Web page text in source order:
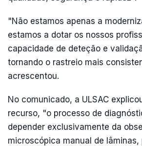
"Não estamos apenas a
estamos a dotar os nossos
capacidade de deteção e
tornando o rastreio mais
acrescentou.
No comunicado, a ULSAC
recurso, "o processo de
depender exclusivamente da
microscópica manual de lâminas,